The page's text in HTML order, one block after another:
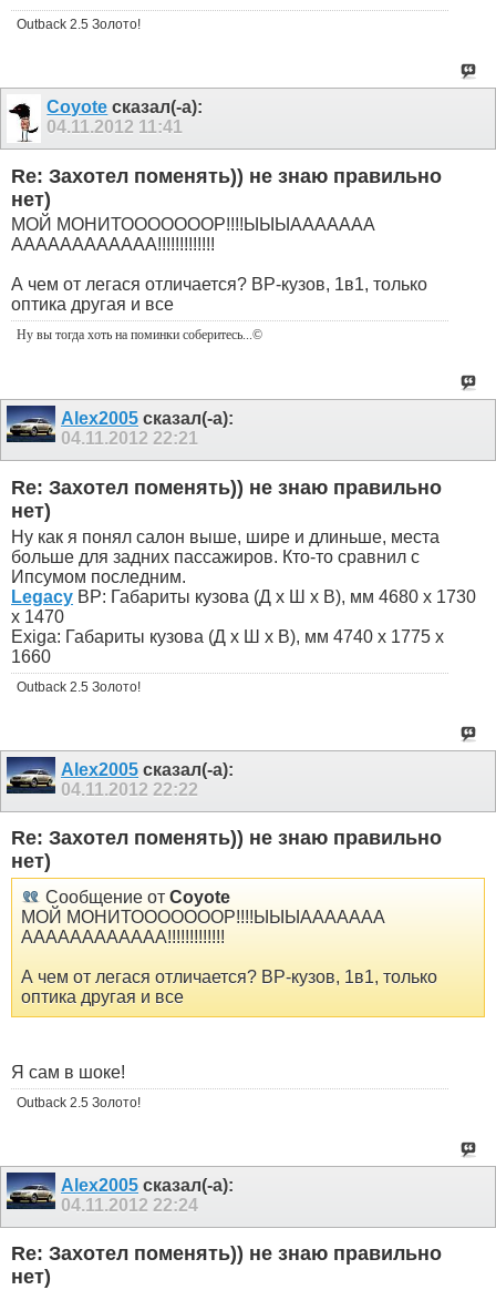
Outback 2.5 Золото!
Coyote сказал(-а):
04.11.2012 11:41
Re: Захотел поменять)) не знаю правильно
нет)
МОЙ МОНИТОООООООР!!!!ЫЫЫААААААА
АААААААААААА!!!!!!!!!!!!!
А чем от легася отличается? BP-кузов, 1в1, только
оптика другая и все
Ну вы тогда хоть на поминки соберитесь...©
Alex2005 сказал(-а):
04.11.2012 22:21
Re: Захотел поменять)) не знаю правильно
нет)
Ну как я понял салон выше, шире и длиньше, места
больше для задних пассажиров. Кто-то сравнил с
Ипсумом последним.
Legacy BP: Габариты кузова (Д x Ш x В), мм 4680 x 1730
x 1470
Exiga: Габариты кузова (Д x Ш x В), мм 4740 x 1775 x
1660
Outback 2.5 Золото!
Alex2005 сказал(-а):
04.11.2012 22:22
Re: Захотел поменять)) не знаю правильно
нет)
Сообщение от Coyote
МОЙ МОНИТОООООООР!!!!ЫЫЫААААААА
АААААААААААА!!!!!!!!!!!!!
А чем от легася отличается? BP-кузов, 1в1, только
оптика другая и все
Я сам в шоке!
Outback 2.5 Золото!
Alex2005 сказал(-а):
04.11.2012 22:24
Re: Захотел поменять)) не знаю правильно
нет)